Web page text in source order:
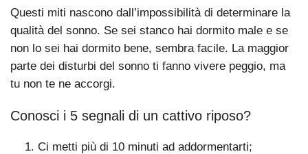
Questi miti nascono dall’impossibilità di determinare la
qualità del sonno. Se sei stanco hai dormito male e se
non lo sei hai dormito bene, sembra facile. La maggior
parte dei disturbi del sonno ti fanno vivere peggio, ma
tu non te ne accorgi.
Conosci i 5 segnali di un cattivo riposo?
Ci metti più di 10 minuti ad addormentarti;